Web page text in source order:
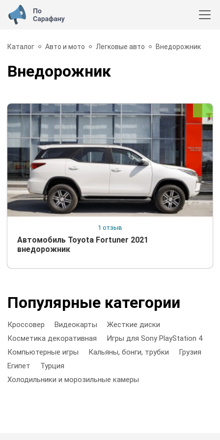
Каталог Авто и мото Легковые авто Внедорожник
Внедорожник
1 отзыв
Автомобиль Toyota Fortuner 2021
внедорожник
Популярные категории
Кроссовер Видеокарты
Жесткие диски
Косметика декоративная
Игры для Sony PlayStation 4
Компьютерные игры
Кальяны, бонги, трубки
Грузия
Египет
Турция
Холодильники и морозильные камеры